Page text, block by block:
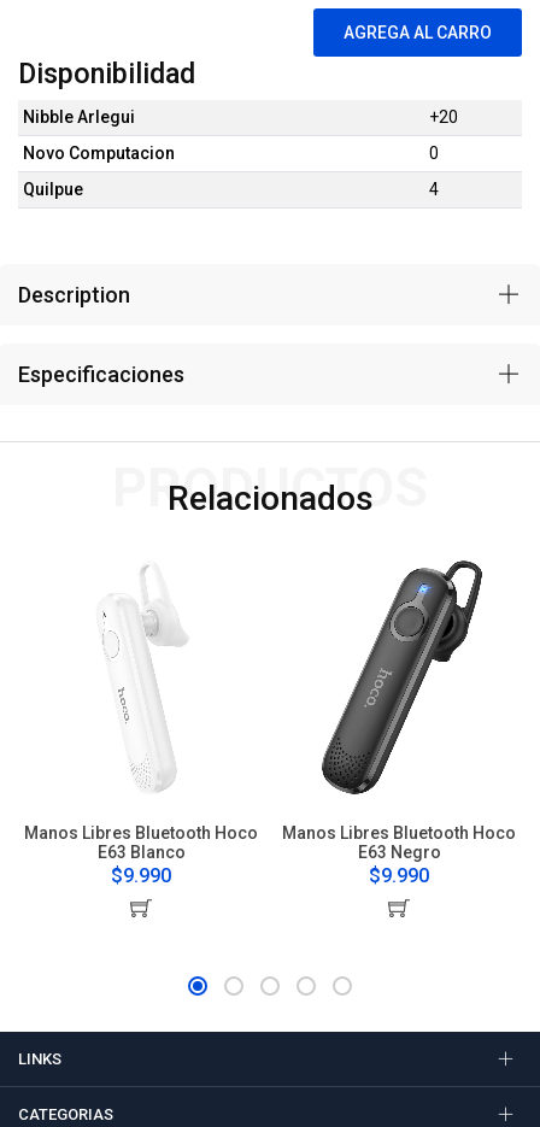
AGREGA AL CARRO
Disponibilidad
Nibble Arlegui
+20
Novo Computacion
0
Quilpue
4
Description
Especificaciones
Relacionados
PRODUCTOS
Manos Libres Bluetooth Hoco
E63 Blanco
$9.990
Manos Libres Bluetooth Hoco
E63 Negro
$9.990
LINKS
CATEGORIAS